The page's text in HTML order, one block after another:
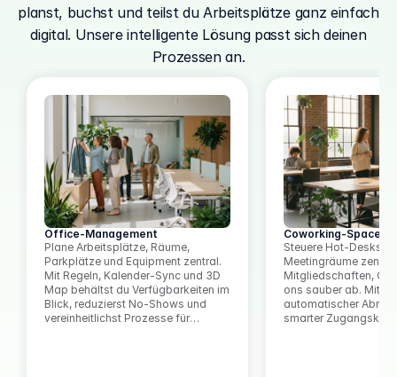
planst, buchst und teilst du Arbeitsplätze ganz einfach
digital. Unsere intelligente Lösung passt sich deinen
Prozessen an.
Office-Management
Plane Arbeitsplätze, Räume,
Parkplätze und Equipment zentral.
Mit Regeln, Kalender-Sync und 3D
Map behältst du Verfügbarkeiten im
Blick, reduzierst No-Shows und
vereinheitlichst Prozesse für
Coworking-Spaces
Steuere Hot-Desks,
Meetingräume
Mitgliedschaften,
ons sauber ab. Mit
automatischer
smarter